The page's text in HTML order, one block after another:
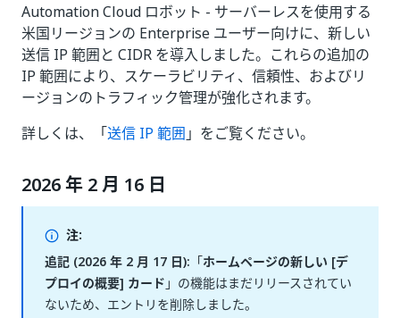
Automation Cloud ロボット - サーバーレスを使用する
米国リージョンの Enterprise ユーザー向けに、新しい
送信 IP 範囲と CIDR を導入しました。これらの追加の
IP 範囲により、スケーラビリティ、信頼性、およびリ
ージョンのトラフィック管理が強化されます。
詳しくは、「送信 IP 範囲 」をご覧ください。
2026 年 2 月 16 日
注:
追記 (2026 年 2 月 17 日): 「ホームページの新しい [デ
プロイの概要] カード」の機能はまだリリースされてい
ないため、エントリを削除しました。